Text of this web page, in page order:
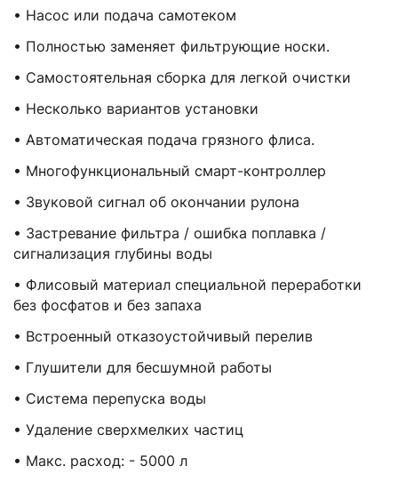
• Насос или подача самотеком
• Полностью заменяет фильтрующие носки.
• Самостоятельная сборка для легкой очистки
• Несколько вариантов установки
• Автоматическая подача грязного флиса.
• Многофункциональный смарт-контроллер
• Звуковой сигнал об окончании рулона
• Застревание фильтра / ошибка поплавка /
сигнализация глубины воды
• Флисовый материал специальной переработки
без фосфатов и без запаха
• Встроенный отказоустойчивый перелив
• Глушители для бесшумной работы
• Система перепуска воды
• Удаление сверхмелких частиц
• Макс. расход: - 5000 л